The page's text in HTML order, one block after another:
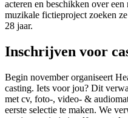
acteren en beschikken over
muzikale fictieproject zoeken
28 jaar.
Inschrijven voor
Begin november organiseert
casting. Iets voor jou? Dit
met cv, foto-, video- &
eerste selectie te maken. We